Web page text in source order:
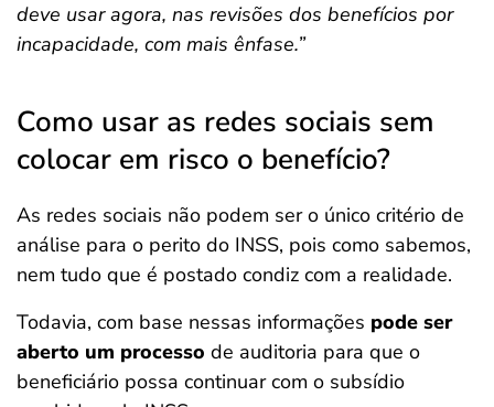
deve usar agora, nas revisões dos benefícios por
incapacidade, com mais ênfase.”
Como usar as redes sociais sem
colocar em risco o benefício?
As redes sociais não podem ser o único critério de
análise para o perito do INSS, pois como sabemos,
nem tudo que é postado condiz com a realidade.
Todavia, com base nessas informações pode ser
aberto um processo de auditoria para que o
beneficiário possa continuar com o subsídio